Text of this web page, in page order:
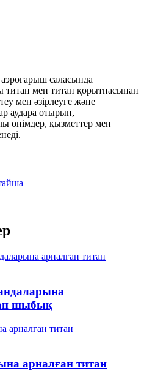
саласында
мен титан қорытпасынан
мен әзірлеуге және
аудара отырып,
өнімдер, қызметтер мен
шыбық
арналған титан